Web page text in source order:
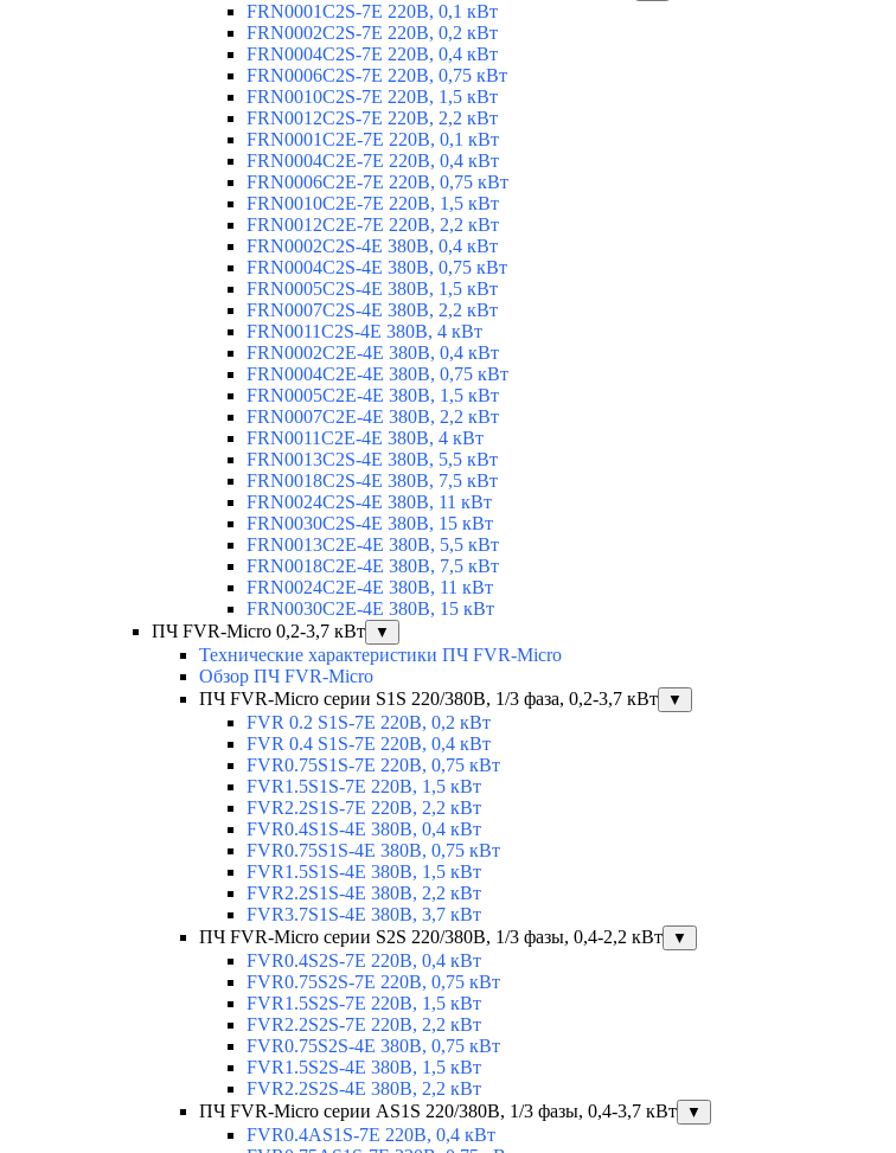
FRN0001C2S-7E 220В, 0,1 кВт
FRN0002C2S-7E 220В, 0,2 кВт
FRN0004C2S-7E 220В, 0,4 кВт
FRN0006C2S-7E 220В, 0,75 кВт
FRN0010C2S-7E 220В, 1,5 кВт
FRN0012C2S-7E 220В, 2,2 кВт
FRN0001C2E-7E 220В, 0,1 кВт
FRN0004C2E-7E 220В, 0,4 кВт
FRN0006C2E-7E 220В, 0,75 кВт
FRN0010C2E-7E 220В, 1,5 кВт
FRN0012C2E-7E 220В, 2,2 кВт
FRN0002C2S-4E 380В, 0,4 кВт
FRN0004C2S-4E 380В, 0,75 кВт
FRN0005C2S-4E 380В, 1,5 кВт
FRN0007C2S-4E 380В, 2,2 кВт
FRN0011C2S-4E 380В, 4 кВт
FRN0002C2E-4E 380В, 0,4 кВт
FRN0004C2E-4E 380В, 0,75 кВт
FRN0005C2E-4E 380В, 1,5 кВт
FRN0007C2E-4E 380В, 2,2 кВт
FRN0011C2E-4E 380В, 4 кВт
FRN0013C2S-4E 380В, 5,5 кВт
FRN0018C2S-4E 380В, 7,5 кВт
FRN0024C2S-4E 380В, 11 кВт
FRN0030C2S-4E 380В, 15 кВт
FRN0013C2E-4E 380В, 5,5 кВт
FRN0018C2E-4E 380В, 7,5 кВт
FRN0024C2E-4E 380В, 11 кВт
FRN0030C2E-4E 380В, 15 кВт
ПЧ FVR-Micro 0,2-3,7 кВт
▼
Технические характеристики ПЧ FVR-Micro
Обзор ПЧ FVR-Micro
ПЧ FVR-Micro серии S1S 220/380В, 1/3 фаза, 0,2-3,7 кВт
▼
FVR 0.2 S1S-7E 220В, 0,2 кВт
FVR 0.4 S1S-7E 220В, 0,4 кВт
FVR0.75S1S-7E 220В, 0,75 кВт
FVR1.5S1S-7E 220В, 1,5 кВт
FVR2.2S1S-7E 220В, 2,2 кВт
FVR0.4S1S-4E 380В, 0,4 кВт
FVR0.75S1S-4E 380В, 0,75 кВт
FVR1.5S1S-4E 380В, 1,5 кВт
FVR2.2S1S-4E 380В, 2,2 кВт
FVR3.7S1S-4E 380В, 3,7 кВт
ПЧ FVR-Micro серии S2S 220/380В, 1/3 фазы, 0,4-2,2 кВт
▼
FVR0.4S2S-7E 220В, 0,4 кВт
FVR0.75S2S-7E 220В, 0,75 кВт
FVR1.5S2S-7E 220В, 1,5 кВт
FVR2.2S2S-7E 220В, 2,2 кВт
FVR0.75S2S-4E 380В, 0,75 кВт
FVR1.5S2S-4E 380В, 1,5 кВт
FVR2.2S2S-4E 380В, 2,2 кВт
ПЧ FVR-Micro серии AS1S 220/380В, 1/3 фазы, 0,4-3,7 кВт
▼
FVR0.4AS1S-7E 220В, 0,4 кВт